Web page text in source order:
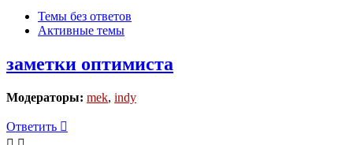
Темы без ответов
Активные темы
заметки оптимиста
Модераторы: mek, indy
Ответить